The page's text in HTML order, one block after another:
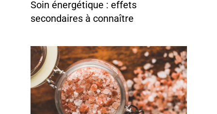
Soin énergétique : effets
secondaires à connaître